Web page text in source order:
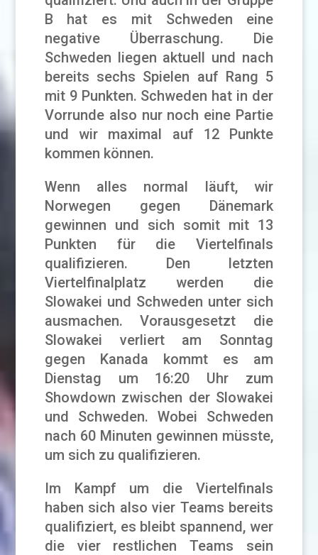
B hat es mit Schweden eine
negative Überraschung. Die
Schweden liegen aktuell und nach
bereits sechs Spielen auf Rang 5
mit 9 Punkten. Schweden hat in der
Vorrunde also nur noch eine Partie
und wir maximal auf 12 Punkte
kommen können.
Wenn alles normal läuft, wir
Norwegen gegen Dänemark
gewinnen und sich somit mit 13
Punkten für die Viertelfinals
qualifizieren. Den letzten
Viertelfinalplatz werden die
Slowakei und Schweden unter sich
ausmachen. Vorausgesetzt die
Slowakei verliert am Sonntag
gegen Kanada kommt es am
Dienstag um 16:20 Uhr zum
Showdown zwischen der Slowakei
und Schweden. Wobei Schweden
nach 60 Minuten gewinnen müsste,
um sich zu qualifizieren.
Im Kampf um die Viertelfinals
haben sich also vier Teams bereits
qualifiziert, es bleibt spannend, wer
die vier restlichen Teams sein